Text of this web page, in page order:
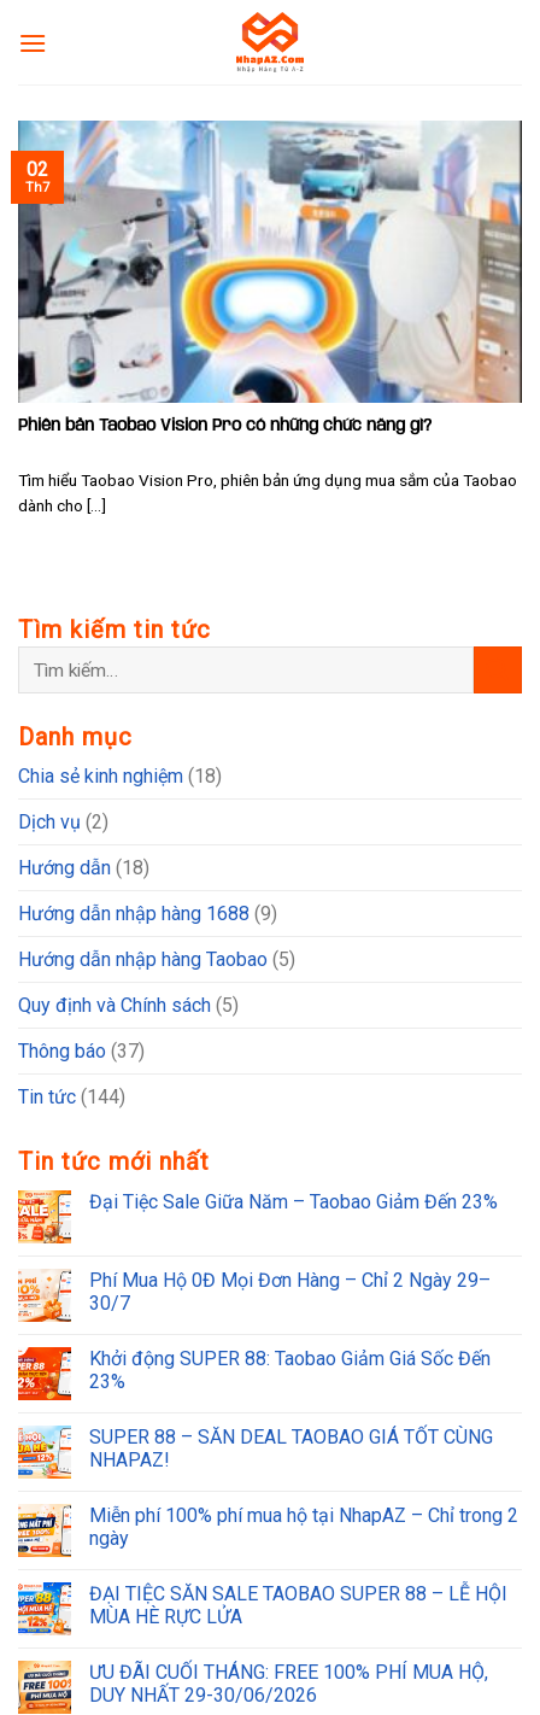
Phiên bản Taobao Vision Pro có những chức năng gì?
Tìm hiểu Taobao Vision Pro, phiên bản ứng dụng mua sắm của Taobao
dành cho [...]
02
Th7
Tìm kiếm tin tức
Danh mục
Chia sẻ kinh nghiệm (18)
Dịch vụ (2)
Hướng dẫn (18)
Hướng dẫn nhập hàng 1688 (9)
Hướng dẫn nhập hàng Taobao (5)
Quy định và Chính sách (5)
Thông báo (37)
Tin tức (144)
Tin tức mới nhất
Đại Tiệc Sale Giữa Năm – Taobao Giảm Đến 23%
Phí Mua Hộ 0Đ Mọi Đơn Hàng – Chỉ 2 Ngày 29–
30/7
Khởi động SUPER 88: Taobao Giảm Giá Sốc Đến
23%
SUPER 88 – SĂN DEAL TAOBAO GIÁ TỐT CÙNG
NHAPAZ!
Miễn phí 100% phí mua hộ tại NhapAZ – Chỉ trong 2
ngày
ĐẠI TIỆC SĂN SALE TAOBAO SUPER 88 – LỄ HỘI
MÙA HÈ RỰC LỬA
ƯU ĐÃI CUỐI THÁNG: FREE 100% PHÍ MUA HỘ,
DUY NHẤT 29-30/06/2026